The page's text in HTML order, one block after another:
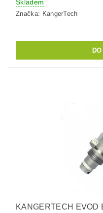
Skladem
Značka: KangerTech
KANGERTECH EVOD